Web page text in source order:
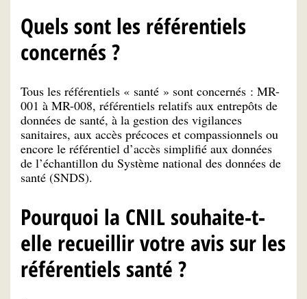
Quels sont les référentiels
concernés ?
Tous les référentiels « santé » sont concernés : MR-
001 à MR-008, référentiels relatifs aux entrepôts de
données de santé, à la gestion des vigilances
sanitaires, aux accès précoces et compassionnels ou
encore le référentiel d’accès simplifié aux données
de l’échantillon du Système national des données de
santé (SNDS).
Pourquoi la CNIL souhaite-t-
elle recueillir votre avis sur les
référentiels santé ?